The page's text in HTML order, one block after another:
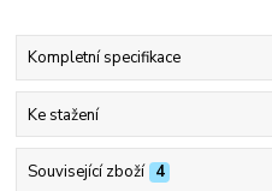
Kompletní specifikace
Ke stažení
Související zboží 4